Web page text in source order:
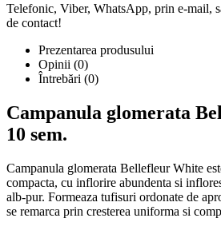
Telefonic, Viber, WhatsApp, prin e-mail,
de contact!
Prezentarea produsului
Opinii (0)
Întrebări (0)
Campanula glomerata
10 sem.
Campanula glomerata Bellefleur White
compacta, cu inflorire abundenta si
alb-pur. Formeaza tufisuri ordonate de
se remarca prin cresterea uniforma si